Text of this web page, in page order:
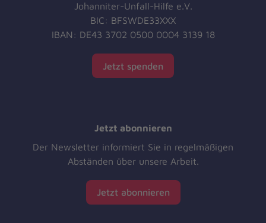
Johanniter-Unfall-Hilfe e.V.
BIC: BFSWDE33XXX
IBAN: DE43 3702 0500 0004 3139 18
Jetzt spenden
Jetzt abonnieren
Der Newsletter informiert Sie in regelmäßigen
Abständen über unsere Arbeit.
Jetzt abonnieren